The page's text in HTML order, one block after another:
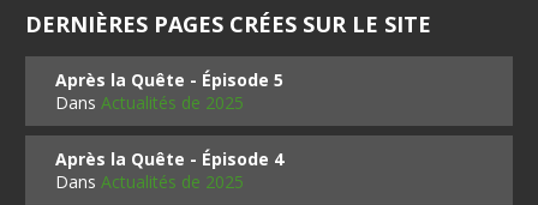
DERNIÈRES PAGES CRÉES SUR LE SITE
Après la Quête - Épisode 5
DansActualités de 2025
Après la Quête - Épisode 4
DansActualités de 2025